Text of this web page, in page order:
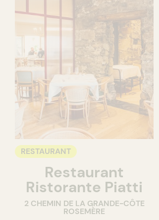
RESTAURANT
Restaurant
Ristorante Piatti
2 CHEMIN DE LA GRANDE-CÔTE
ROSEMÈRE